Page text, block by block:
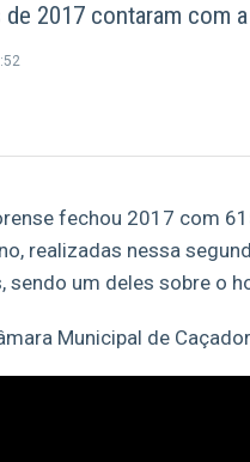
2017 contaram com
fechou 2017 com
realizadas nessa
sendo um deles sobre o
Municipal de